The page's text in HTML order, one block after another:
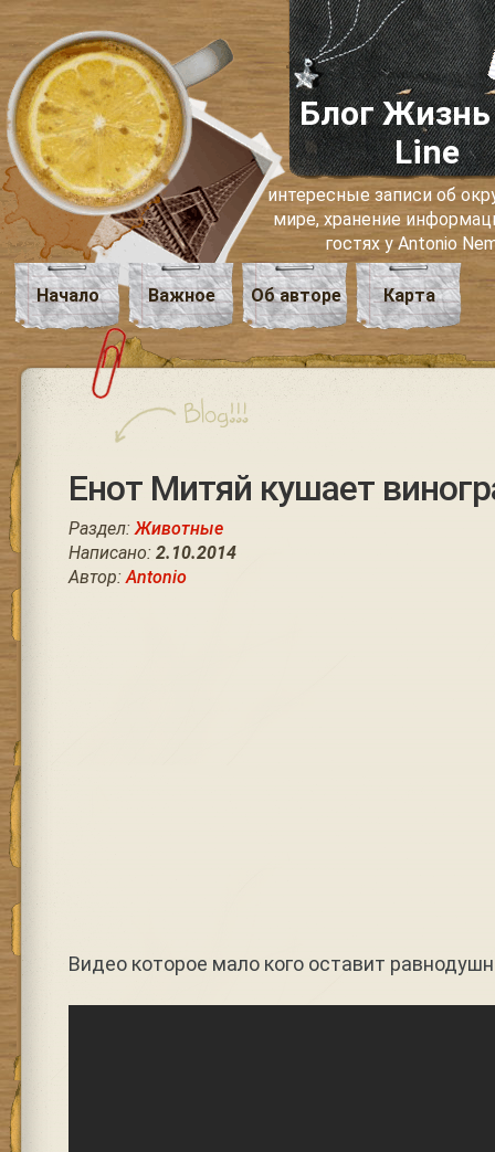
Блог Жизнь
Line
интересные записи об
мире, хранение
гостях у Antonio
Начало Важное Об авторе Карта
Енот Митяй кушает
Раздел:Животные
Написано: 2.10.2014
Автор:Antonio
Видео которое мало кого оставит